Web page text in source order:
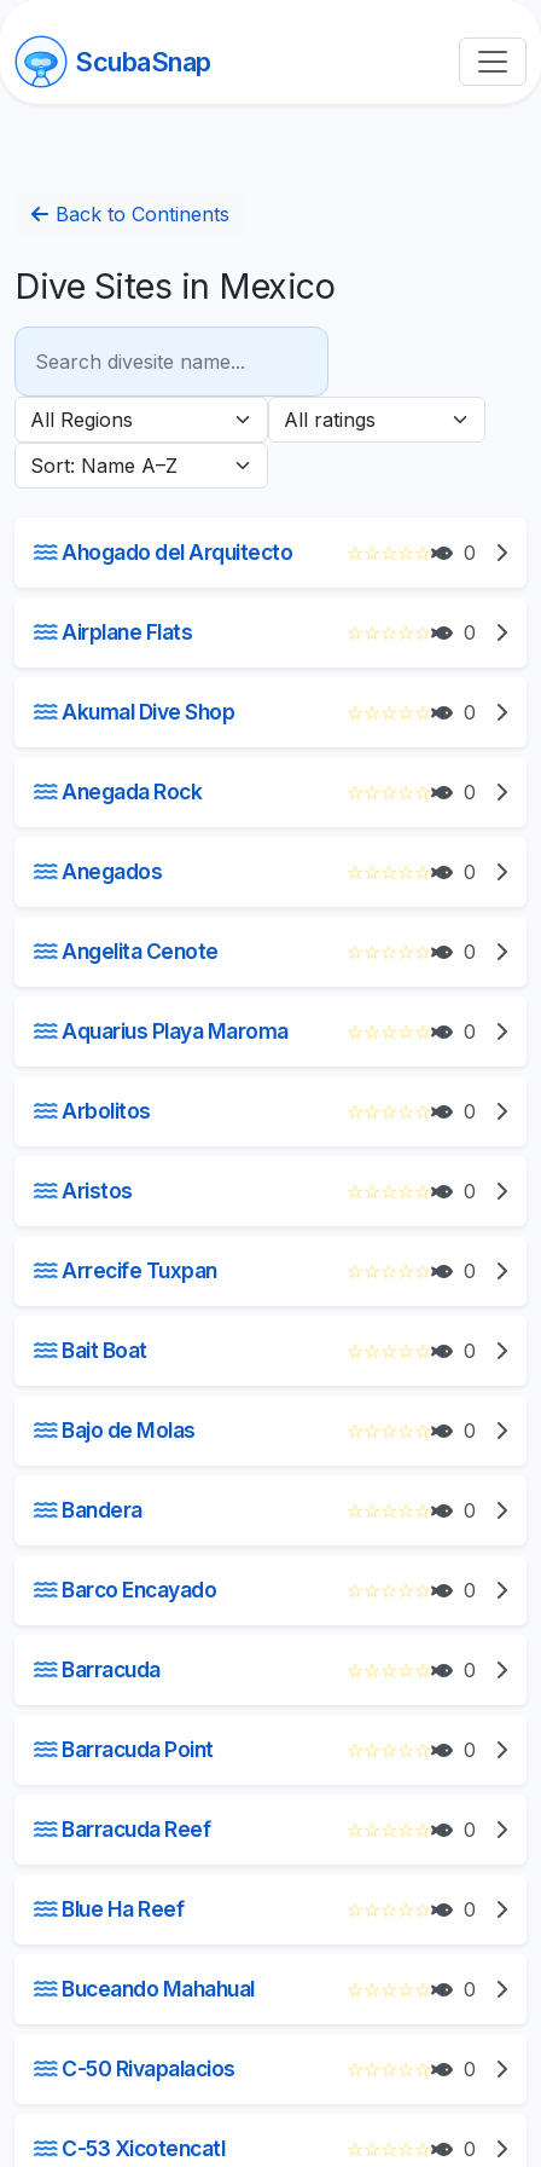
ScubaSnap
Back to Continents
Dive Sites in Mexico
Ahogado del Arquitecto ☆☆☆☆☆ 0
Airplane Flats ☆☆☆☆☆ 0
Akumal Dive Shop ☆☆☆☆☆ 0
Anegada Rock ☆☆☆☆☆ 0
Anegados ☆☆☆☆☆ 0
Angelita Cenote ☆☆☆☆☆ 0
Aquarius Playa Maroma ☆☆☆☆☆ 0
Arbolitos ☆☆☆☆☆ 0
Aristos ☆☆☆☆☆ 0
Arrecife Tuxpan ☆☆☆☆☆ 0
Bait Boat ☆☆☆☆☆ 0
Bajo de Molas ☆☆☆☆☆ 0
Bandera ☆☆☆☆☆ 0
Barco Encayado ☆☆☆☆☆ 0
Barracuda ☆☆☆☆☆ 0
Barracuda Point ☆☆☆☆☆ 0
Barracuda Reef ☆☆☆☆☆ 0
Blue Ha Reef ☆☆☆☆☆ 0
Buceando Mahahual ☆☆☆☆☆ 0
C-50 Rivapalacios ☆☆☆☆☆ 0
C-53 Xicotencatl ☆☆☆☆☆ 0